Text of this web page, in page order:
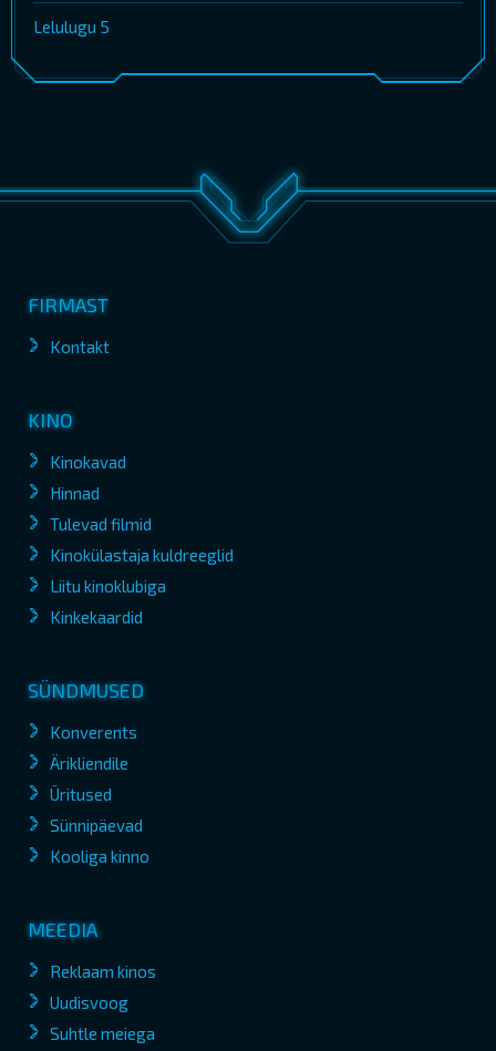
Lelulugu 5
FIRMAST
Kontakt
KINO
Kinokavad
Hinnad
Tulevad filmid
Kinokülastaja kuldreeglid
Liitu kinoklubiga
Kinkekaardid
SÜNDMUSED
Konverents
Ärikliendile
Üritused
Sünnipäevad
Kooliga kinno
MEEDIA
Reklaam kinos
Uudisvoog
Suhtle meiega